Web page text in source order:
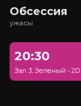
Обсессия
ужасы
20:30
Зал 3, Зеленый • 2D